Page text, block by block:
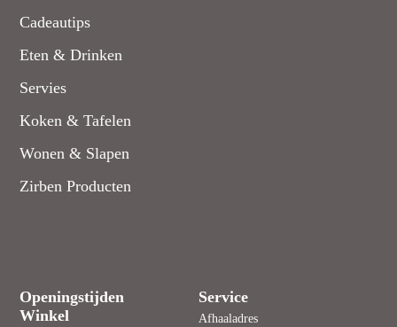
Cadeautips
Eten & Drinken
Servies
Koken & Tafelen
Wonen & Slapen
Zirben Producten
Openingstijden
Winkel
Service
Afhaaladres